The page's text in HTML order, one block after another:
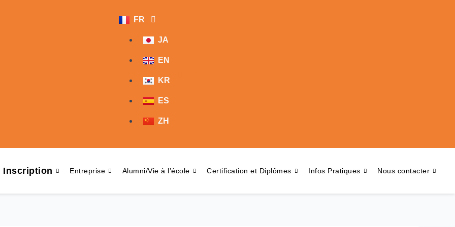
FR
JA
EN
KR
ES
ZH
Inscription Entreprise Alumni/Vie à l’école Certification et Diplômes Infos Pratiques Nous contacter